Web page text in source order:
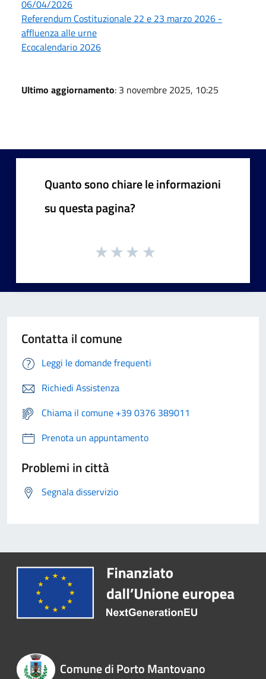
06/04/2026
Referendum Costituzionale 22 e 23 marzo 2026 -
affluenza alle urne
Ecocalendario 2026
Ultimo aggiornamento: 3 novembre 2025, 10:25
Quanto sono chiare le informazioni
su questa pagina?
Contatta il comune
Leggi le domande frequenti
Richiedi Assistenza
Chiama il comune +39 0376 389011
Prenota un appuntamento
Problemi in città
Segnala disservizio
Comune di Porto Mantovano